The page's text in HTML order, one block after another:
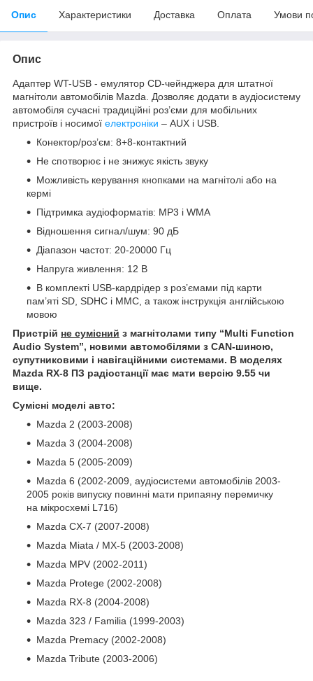
Опис Характеристики Доставка Оплата Умови
Опис
Адаптер WT-USB - емулятор CD-чейнджера для штатної
магнітоли автомобілів Mazda. Дозволяє додати в аудіосистему
автомобіля сучасні традиційні роз’єми для мобільних
пристроїв і носимої електроніки – AUX і USB.
Конектор/роз’єм: 8+8-контактний
Не спотворює і не знижує якість звуку
Можливість керування кнопками на магнітолі або на
кермі
Підтримка аудіоформатів: MP3 і WMA
Відношення сигнал/шум: 90 дБ
Діапазон частот: 20-20000 Гц
Напруга живлення: 12 В
В комплекті USB-кардрідер з роз’ємами під карти
пам’яті SD, SDHC і MMC, а також інструкція англійською
мовою
Пристрій не сумісний з магнітолами типу “Multi Function
Audio System”, новими автомобілями з CAN-шиною,
супутниковими і навігаційними системами. В моделях
Mazda RX-8 ПЗ радіостанції має мати версію 9.55 чи
вище.
Сумісні моделі авто:
Mazda 2 (2003-2008)
Mazda 3 (2004-2008)
Mazda 5 (2005-2009)
Mazda 6 (2002-2009, аудіосистеми автомобілів 2003-
2005 років випуску повинні мати припаяну перемичку
на мікросхемі L716)
Mazda CX-7 (2007-2008)
Mazda Miata / MX-5 (2003-2008)
Mazda MPV (2002-2011)
Mazda Protege (2002-2008)
Mazda RX-8 (2004-2008)
Mazda 323 / Familia (1999-2003)
Mazda Premacy (2002-2008)
Mazda Tribute (2003-2006)